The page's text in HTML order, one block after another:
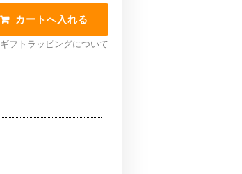
ギフトラッピングについて